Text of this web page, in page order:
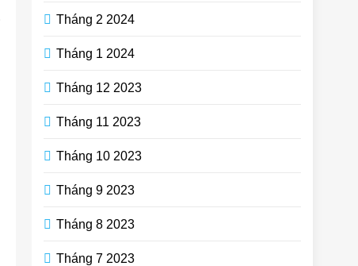
Tháng 2 2024
Tháng 1 2024
Tháng 12 2023
Tháng 11 2023
Tháng 10 2023
Tháng 9 2023
Tháng 8 2023
Tháng 7 2023